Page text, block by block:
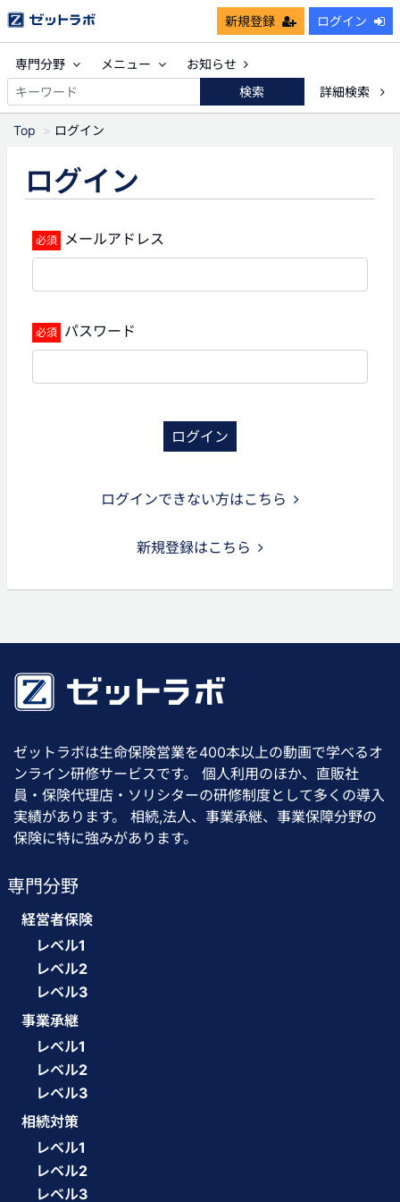
新規登録 ログイン
専門分野 メニュー
お知らせ
検索
詳細検索
Top ログイン
ログイン
メールアドレス
パスワード
ログイン
ログインできない方はこちら
新規登録はこちら
ゼットラボは生命保険営業を400本以上の動画で学べるオ
ンライン研修サービスです。 個人利用のほか、直販社
員・保険代理店・ソリシターの研修制度として多くの導入
実績があります。 相続,法人、事業承継、事業保障分野の
保険に特に強みがあります。
専門分野
経営者保険
レベル1
レベル2
レベル3
事業承継
レベル1
レベル2
レベル3
相続対策
レベル1
レベル2
レベル3